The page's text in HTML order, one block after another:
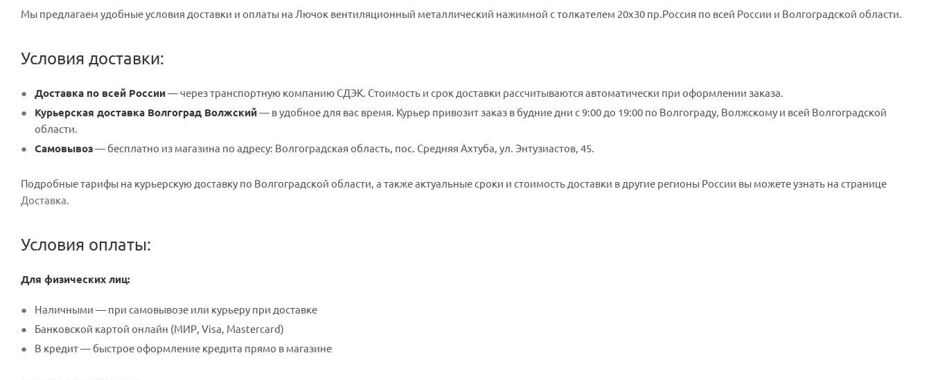
Мы предлагаем удобные условия доставки и оплаты на Лючок вентиляционный металлический нажимной с толкателем 20х30 пр.Россия по всей России и Волгоградской области.
Условия доставки:
Доставка по всей России— через транспортную компанию СДЭК. Стоимость и срок доставки рассчитываются автоматически при оформлении заказа.
Курьерская доставка Волгоград Волжский— в удобное для вас время. Курьер привозит заказ в будние дни с 9:00 до 19:00 по Волгограду, Волжскому и всей Волгоградской
области.
Самовывоз— бесплатно из магазина по адресу: Волгоградская область, пос. Средняя Ахтуба, ул. Энтузиастов, 45.
Подробные тарифы на курьерскую доставку по Волгоградской области, а также актуальные сроки и стоимость доставки в другие регионы России вы можете узнать на странице
Доставка.
Условия оплаты:
Для физических лиц:
Наличными — при самовывозе или курьеру при доставке
Банковской картой онлайн (МИР, Visa, Mastercard)
В кредит — быстрое оформление кредита прямо в магазине